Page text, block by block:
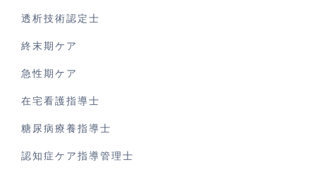
透析技術認定士
終末期ケア
急性期ケア
在宅看護指導士
糖尿病療養指導士
認知症ケア指導管理士